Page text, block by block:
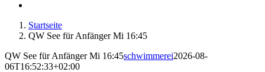
Startseite
QW See für Anfänger Mi 16:45
QW See für Anfänger Mi 16:45schwimmerei2026-08-
06T16:52:33+02:00